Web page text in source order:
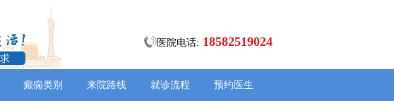
医院电话: 18582519024
癫痫类别 来院路线 就诊流程 预约医生